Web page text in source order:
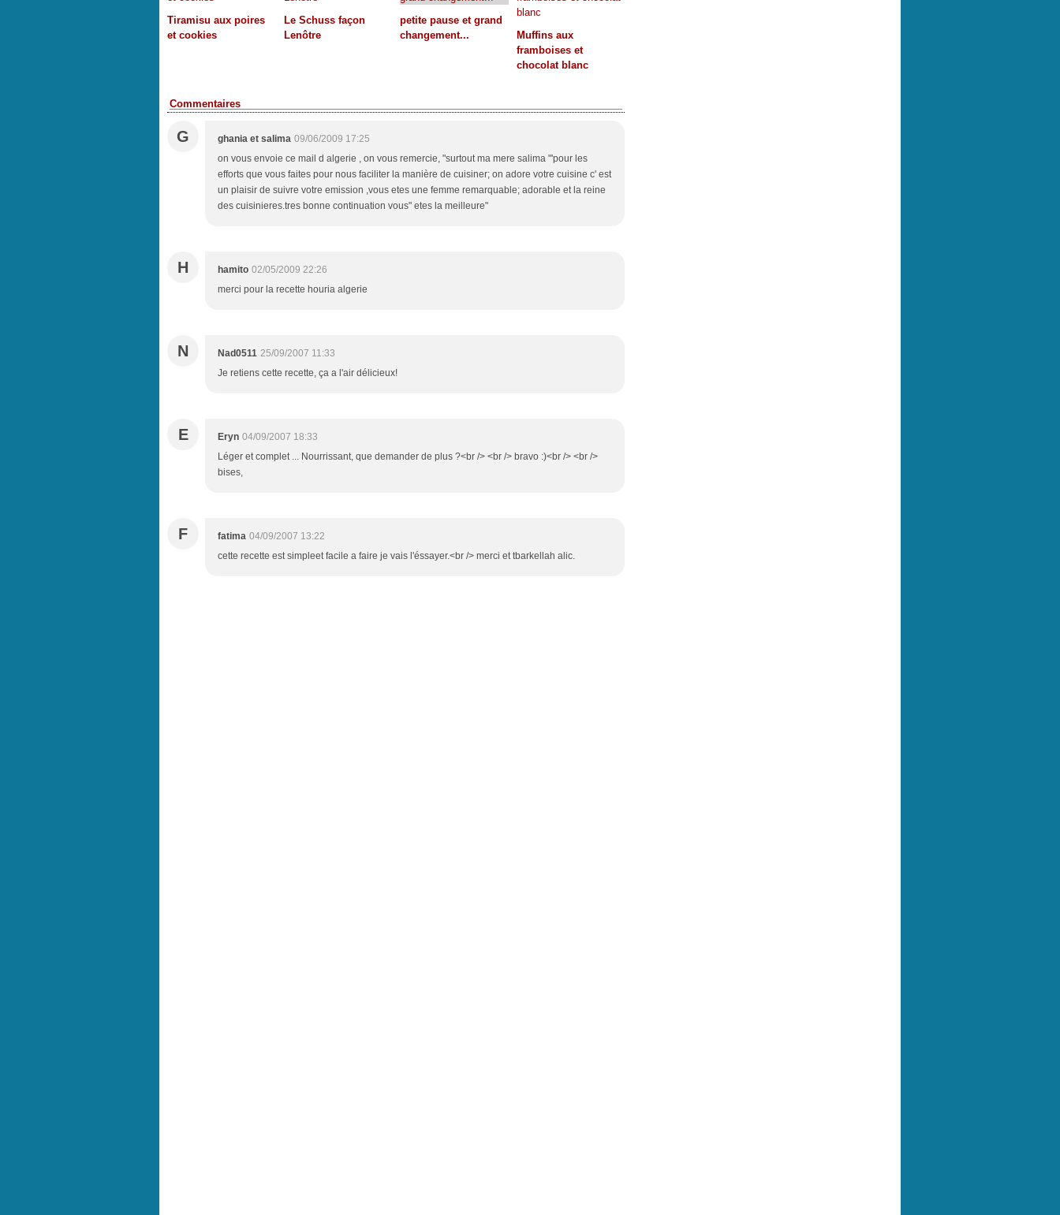
Tiramisu aux poires
et cookies
Le Schuss façon
Lenôtre
petite pause et grand
changement...
Muffins aux
framboises et
chocolat blanc
Commentaires
G ghania et salima 09/06/2009 17:25
on vous envoie ce mail d algerie , on vous remercie, "surtout ma mere salima "'pour les
efforts que vous faites pour nous faciliter la manière de cuisiner; on adore votre cuisine c' est
un plaisir de suivre votre emission ,vous etes une femme remarquable; adorable et la reine
des cuisinieres.tres bonne continuation vous" etes la meilleure"
H hamito 02/05/2009 22:26
merci pour la recette houria algerie
N Nad0511 25/09/2007 11:33
Je retiens cette recette, ça a l'air délicieux!
E Eryn 04/09/2007 18:33
Léger et complet ... Nourrissant, que demander de plus ?<br /> <br /> bravo :)<br /> <br />
bises,
F fatima 04/09/2007 13:22
cette recette est simpleet facile a faire je vais l'éssayer.<br /> merci et tbarkellah alic.